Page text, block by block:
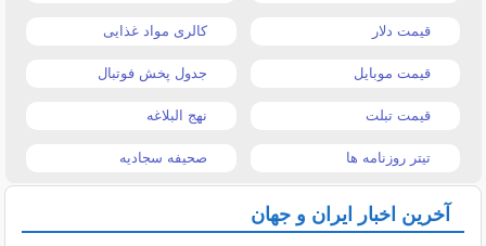
قیمت دلار کالری مواد غذایی
قیمت موبایل جدول پخش فوتبال
قیمت تبلت نهج البلاغه
تیتر روزنامه ها صحیفه سجادیه
آخرین اخبار ایران و جهان